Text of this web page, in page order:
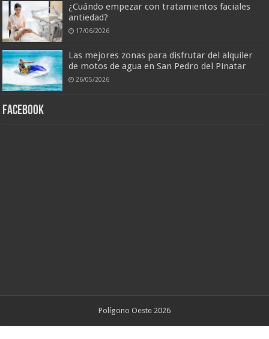
¿Cuándo empezar con tratamientos faciales
antiedad?
17/06/2026
Las mejores zonas para disfrutar del alquiler
de motos de agua en San Pedro del Pinatar
26/05/2026
Facebook
Polígono Oeste 2026